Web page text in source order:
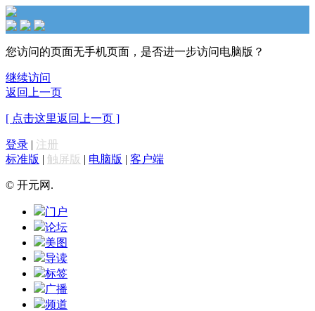
您访问的页面无手机页面，是否进一步访问电脑版？
继续访问
返回上一页
[ 点击这里返回上一页 ]
登录 | 注册
标准版 | 触屏版 | 电脑版 | 客户端
© 开元网.
门户
论坛
美图
导读
标签
广播
频道